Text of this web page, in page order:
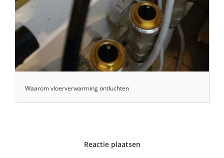
Waarom vloerverwarming ontluchten
Reactie plaatsen